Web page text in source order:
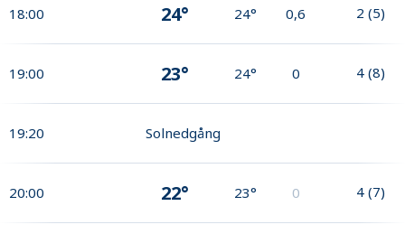
18:00 24° 24° 0,6 2 (5)
19:00 23° 24° 0 4 (8)
19:20 Solnedgång
20:00 22° 23° 0 4 (7)